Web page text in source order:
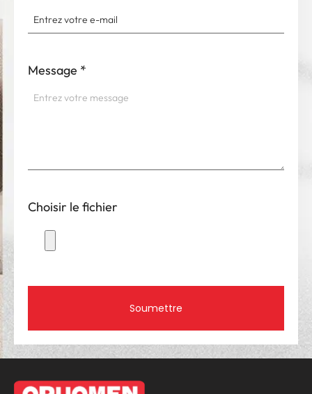
Message *
Choisir le fichier
Soumettre